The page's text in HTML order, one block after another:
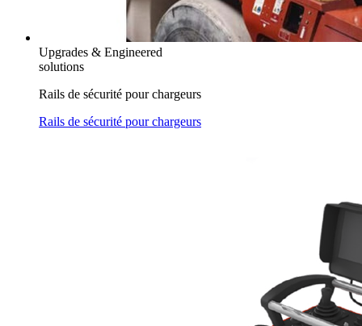
Upgrades & Engineered
solutions
Rails de sécurité pour chargeurs
Rails de sécurité pour chargeurs